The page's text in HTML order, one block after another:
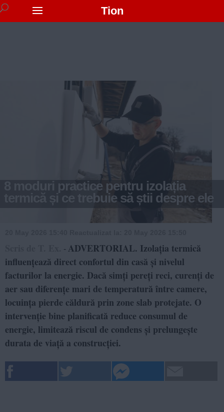
Tion
8 moduri practice pentru izolația
termică și ce trebuie să știi despre ele
- ADVERTORIAL. Izolația termică
influențează direct confortul din casă și nivelul
facturilor la energie. Dacă simți pereți reci, curenți de
aer sau diferențe mari de temperatură între camere,
locuința pierde căldură prin zone slab protejate. O
intervenție bine planificată reduce consumul de
energie, limitează riscul de condens și prelungește
durata de viață a construcției.